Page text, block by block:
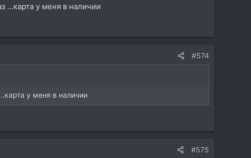
...карта у меня в наличии
#574
у меня в наличии
#575